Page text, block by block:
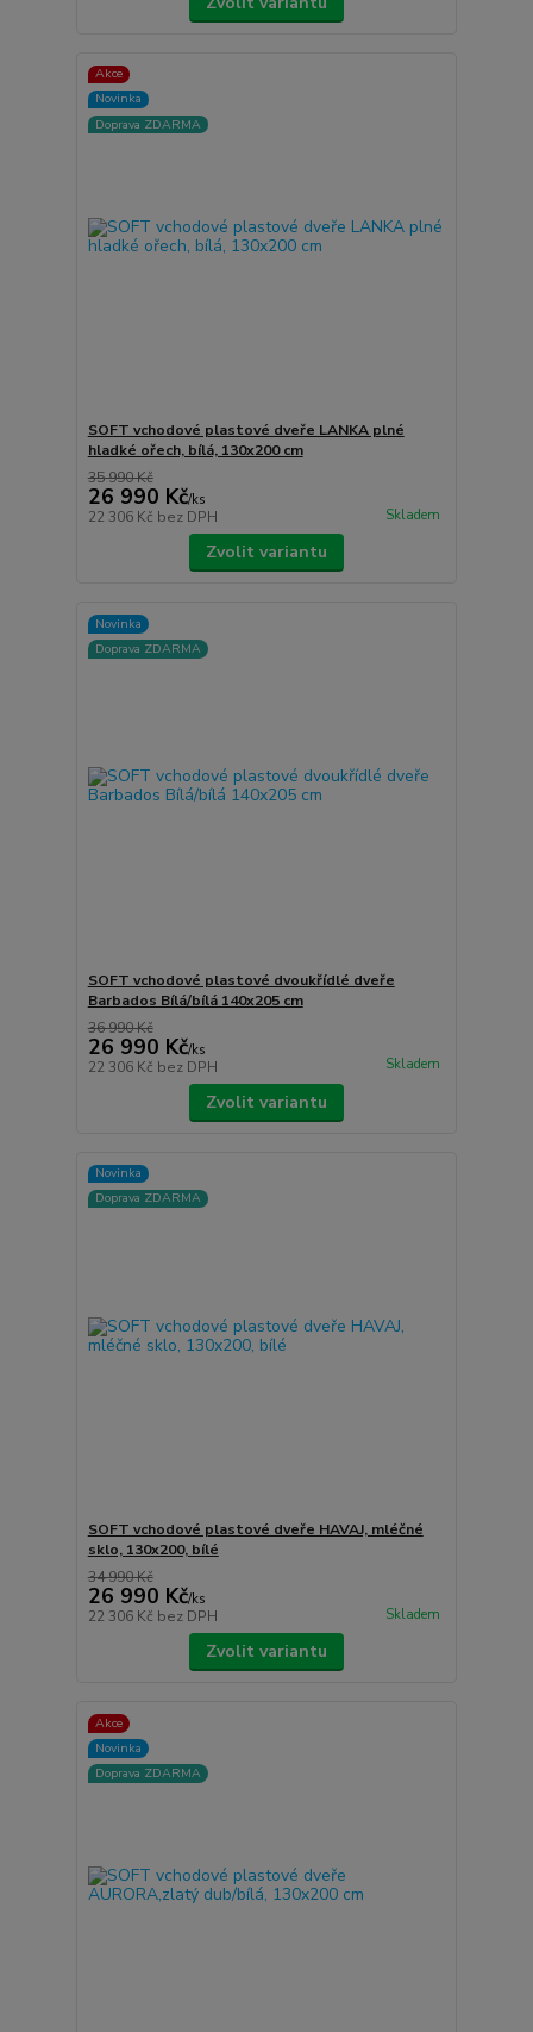
Akce
Novinka
Doprava ZDARMA
SOFT vchodové plastové dveře LANKA plné
hladké ořech, bílá, 130x200 cm
35 990 Kč
26 990 Kč/ks
22 306 Kč bez DPH Skladem
Zvolit variantu
Novinka
Doprava ZDARMA
SOFT vchodové plastové dvoukřídlé dveře
Barbados Bílá/bílá 140x205 cm
36 990 Kč
26 990 Kč/ks
22 306 Kč bez DPH Skladem
Zvolit variantu
Novinka
Doprava ZDARMA
SOFT vchodové plastové dveře HAVAJ, mléčné
sklo, 130x200, bílé
34 990 Kč
26 990 Kč/ks
22 306 Kč bez DPH Skladem
Zvolit variantu
Akce
Novinka
Doprava ZDARMA